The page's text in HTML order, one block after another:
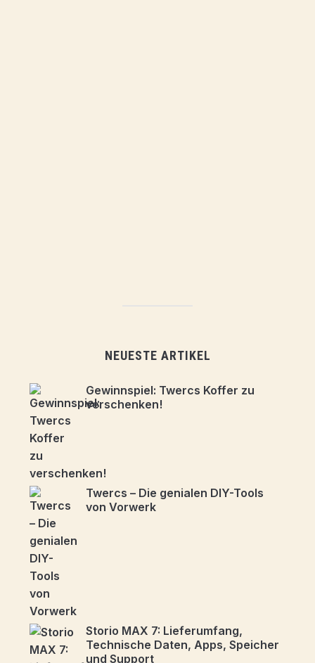
NEUESTE ARTIKEL
Gewinnspiel: Twercs Koffer zu
verschenken!
Twercs – Die genialen DIY-Tools
von Vorwerk
Storio MAX 7: Lieferumfang,
Technische Daten, Apps, Speicher
und Support